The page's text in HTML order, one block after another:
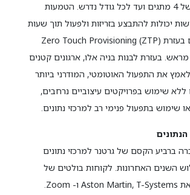
מהתקנה קטנה של 4 מתגים ועד לכל גודל נדרש. הטמעות
יכולות להתבצע בזריזות ולפעול תוך שעות
במקום תוך ימים בעזרת Zero Touch Provisioning (ZTP)
מראש. בעזרת לבנות בניה אלו, ארגונים קטנים
לאמץ את התפעול האוטומטי, המודרני ביותר
ללא שימוש בפרויקטים עיצוביים נרחבים,
שימוש בתפעול פנימי רב למרכזי נתונים.
ברביע הקסם של גרטנר למרכזי נתונים
השנים האחרונות. לקוחות בולטים של
החברה כוללים את Aston Martin, T-Systems ו- Zoom.